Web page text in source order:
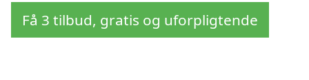
Få 3 tilbud, gratis og uforpligtende